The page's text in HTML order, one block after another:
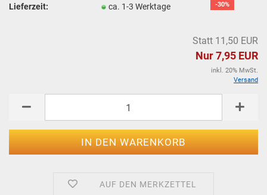
-30%
Lieferzeit: ca. 1-3 Werktage
Statt 11,50 EUR
Nur 7,95 EUR
inkl. 20% MwSt.
Versand
AUF DEN MERKZETTEL